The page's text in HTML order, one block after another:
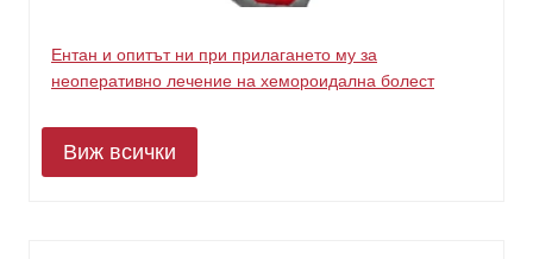
Ентан и опитът ни при прилагането му за
неоперативно лечение на хемороидална болест
Виж всички